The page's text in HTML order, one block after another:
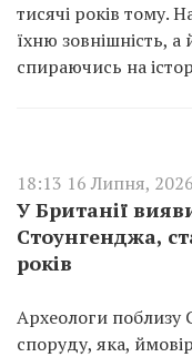
тисячі років тому.
їхню зовнішність, а
спираючись на
18:13 16 Липня, 2026
У Британії
Стоунгенджа,
років
Археологи поблизу
споруду, яка,